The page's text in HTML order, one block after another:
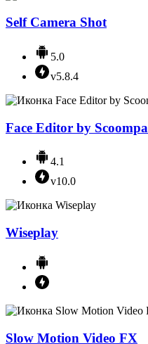
Self Camera Shot
5.0
v5.8.4
Face Editor by Scoompa
4.1
v10.0
Wiseplay
Slow Motion Video FX